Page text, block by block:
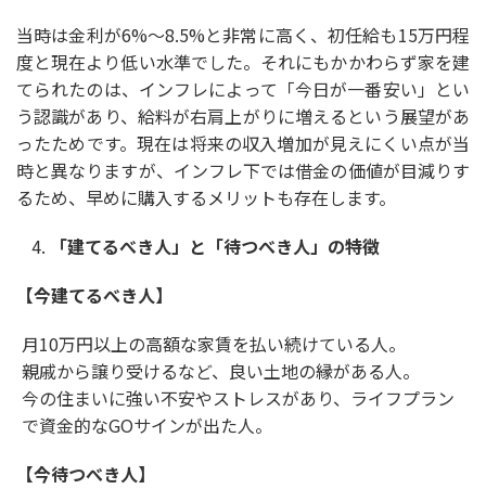
当時は金利が6%〜8.5%と非常に高く、初任給も15万円程
度と現在より低い水準でした。それにもかかわらず家を建
てられたのは、インフレによって「今日が一番安い」とい
う認識があり、給料が右肩上がりに増えるという展望があ
ったためです。現在は将来の収入増加が見えにくい点が当
時と異なりますが、インフレ下では借金の価値が目減りす
るため、早めに購入するメリットも存在します。
「建てるべき人」と「待つべき人」の特徴
【今建てるべき人】
月10万円以上の高額な家賃を払い続けている人。
親戚から譲り受けるなど、良い土地の縁がある人。
今の住まいに強い不安やストレスがあり、ライフプラン
で資金的なGOサインが出た人。
【今待つべき人】